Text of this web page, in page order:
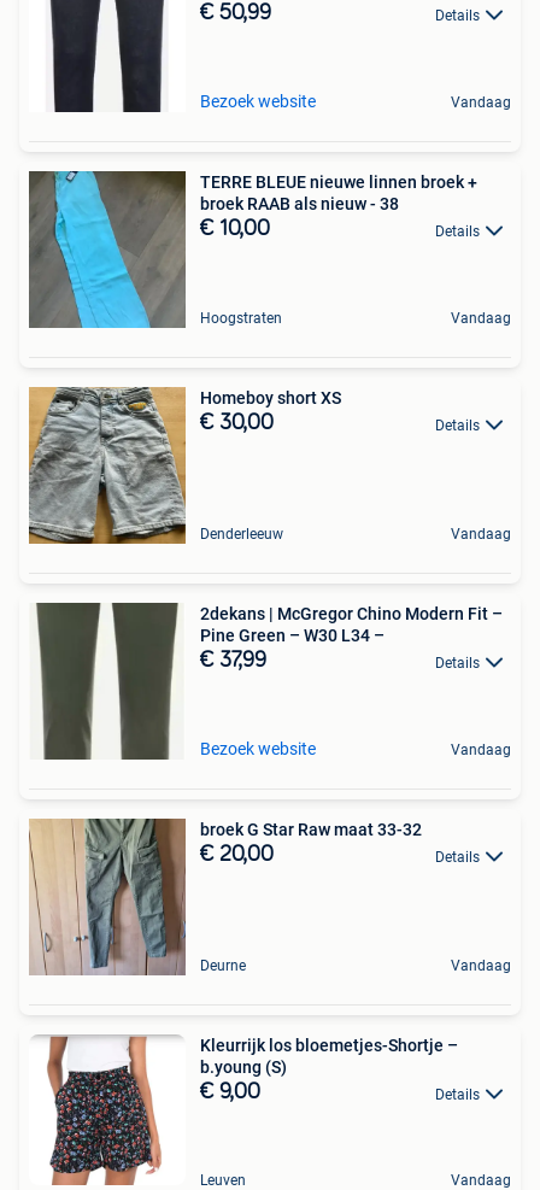
€ 50,99 Details
Bezoek website Vandaag
TERRE BLEUE nieuwe linnen broek +
broek RAAB als nieuw - 38
€ 10,00 Details
Hoogstraten Vandaag
Homeboy short XS
€ 30,00 Details
Denderleeuw Vandaag
2dekans | McGregor Chino Modern Fit –
Pine Green – W30 L34 –
€ 37,99 Details
Bezoek website Vandaag
broek G Star Raw maat 33-32
€ 20,00 Details
Deurne Vandaag
Kleurrijk los bloemetjes-Shortje –
b.young (S)
€ 9,00 Details
Leuven Vandaag